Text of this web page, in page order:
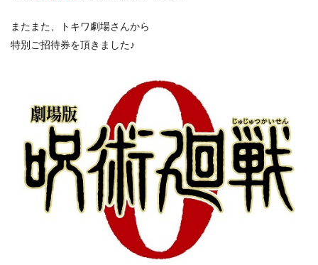
またまた、トキワ劇場さんから
特別ご招待券を頂きました♪